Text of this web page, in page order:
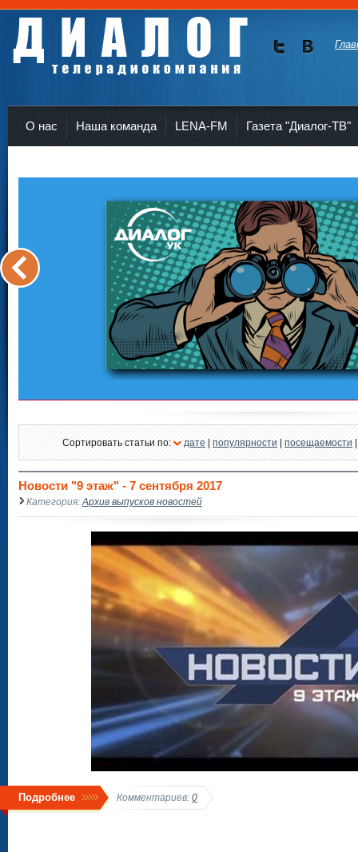
О нас Наша команда LENA-FM Газета "Диалог-ТВ"
Сортировать статьи по: дате | популярности | посещаемости
Новости "9 этаж" - 7 сентября 2017
Категория: Архив выпусков новостей
Подробнее Комментариев: 0